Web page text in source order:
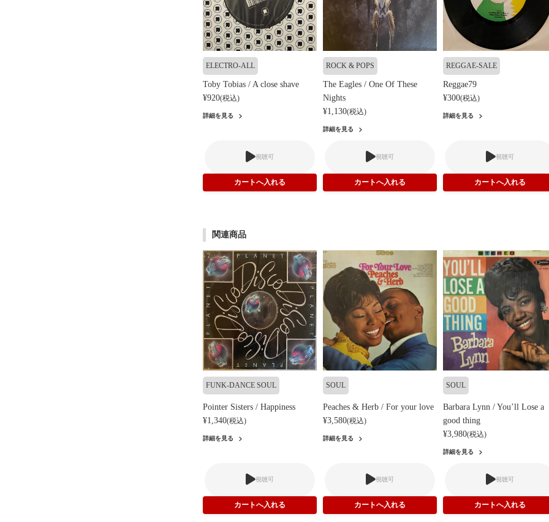
ELECTRO-ALL
Toby Tobias / A close shave
¥920(税込)
詳細を見る
視聴可
ROCK & POPS
The Eagles / One Of These
Nights
¥1,130(税込)
詳細を見る
視聴可
REGGAE-SALE
Reggae79
¥300(税込)
詳細を見る
視聴可
関連商品
FUNK-DANCE SOUL
Pointer Sisters / Happiness
¥1,340(税込)
詳細を見る
視聴可
SOUL
Peaches & Herb / For your love
¥3,580(税込)
詳細を見る
視聴可
SOUL
Barbara Lynn / You’ll Lose a
good thing
¥3,980(税込)
詳細を見る
視聴可